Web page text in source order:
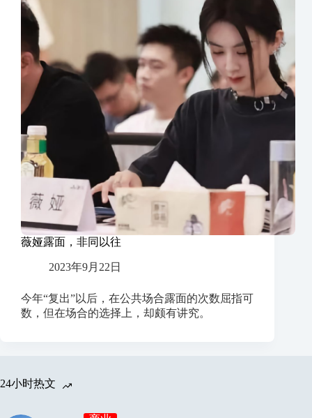
薇娅露面，非同以往
2023年9月22日
今年“复出”以后，在公共场合露面的次数屈指可
数，但在场合的选择上，却颇有讲究。
24小时热文